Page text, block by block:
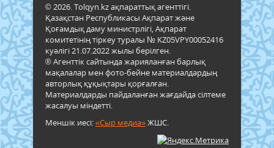
© 2026. Tolqyn.kz ақпараттық агенттігі.
Қазақстан Республикасы Ақпарат және
Қоғамдық даму министрлігі, Ақпарат
комитетінің тіркеу туралы № KZ05VPY00052416
куәлігі 21.07.2022 жылы берілген.
® Агенттік сайтында жарияланған барлық
мақалалар мен фото-бейне материалдардың
авторлық құқықтары қорғалған.
Материалдарды пайдаланған жағдайда сілтеме
жасалуы міндетті.
Меншік иесі:«Сыр медиа»ЖШС.